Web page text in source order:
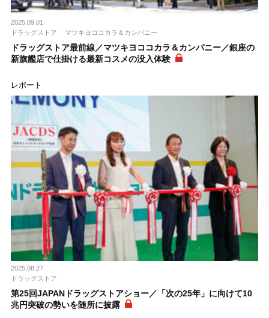
2025.09.01
ドラッグストア
マツキヨココカラ＆カンパニー
ドラッグストア最前線／マツキヨココカラ＆カンパニー／銀座の
新旗艦店で仕掛ける最新コスメの没入体験
レポート
2025.08.27
ドラッグストア
第25回JAPANドラッグストアショー／「次の25年」に向けて10
兆円突破の勢いを随所に披露